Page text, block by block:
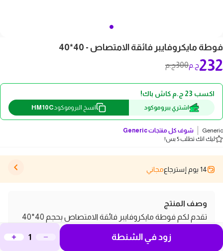
فوطة مايكروفايبر فائقة الامتصاص - 40*40
300ج.م 232ج.م
اكسب 23 ج.م كاش باك!
اشتري ببروموكود انسخ البروموكود HM10C
Generic شوف كل منتجاتGeneric
ليك انك تطلب 5 بس!
14 يوم إسترجاع مجاني
وصف المنتج
تقدم لكم فوطة مايكروفايبر فائقة الامتصاص بحجم 40*40
سم، المثالية للاستخدامات اليومية في المنزل أو السيارة. تتميز
زود في الشنطة